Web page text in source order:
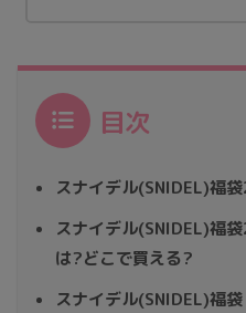
目次
スナイデル(SNIDEL)福
スナイデル(SNIDEL)福
は?どこで買える?
スナイデル(SNIDEL)福